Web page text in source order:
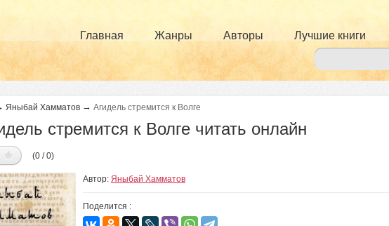
Главная Жанры Авторы Лучшие книги
Яныбай Хамматов → Агидель стремится к Волге
стремится к Волге читать онлайн
(0 / 0)
Автор: Яныбай Хамматов
Поделится :